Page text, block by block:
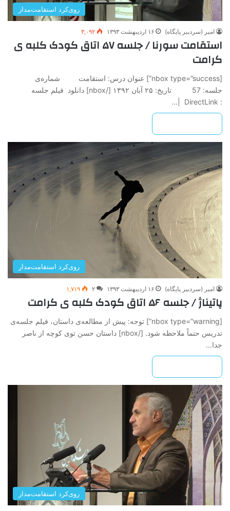
روی‌کرد استقامت‌مدار
امیر (سردبیر پایگاه) ۱۶ اردیبهشت ۱۳۹۳ ۳,۰۹۲
استقامت سورنا / جلسه ۵۷ اتاق کودک کلبه ی
کرامت
[nbox type=”success”] عنوان درس: استقامت شماره‌ی
جلسه: 57 تاريخ: ۲۵ آبان ۱۳۹۲ ‌[/nbox] دانلود فیلم جلسه
: DirectLink |…
روی‌کرد استقامت‌مدار
امیر (سردبیر پایگاه) ۱۶ اردیبهشت ۱۳۹۳ ۲ ۱,۷۱۹
پاتیناژ / جلسه ۵۶ اتاق کودک کلبه ی کرامت
[nbox type=”warning”] ‌‌‌توجه: پیش از مطالعه‌ی داستان، فیلم جلسه‌ی
تدریس حتماً ملاحظه شود. [/nbox] داستان حسن توی کوچه از ناصر
جدا…
روی‌کرد استقامت‌مدار